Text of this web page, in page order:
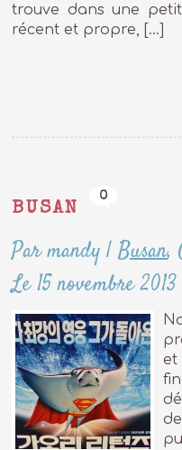
trouve dans une
récent et propre, […]
BUSAN
0
Par mandy |Busan,
Le 15 novembre 2013
et